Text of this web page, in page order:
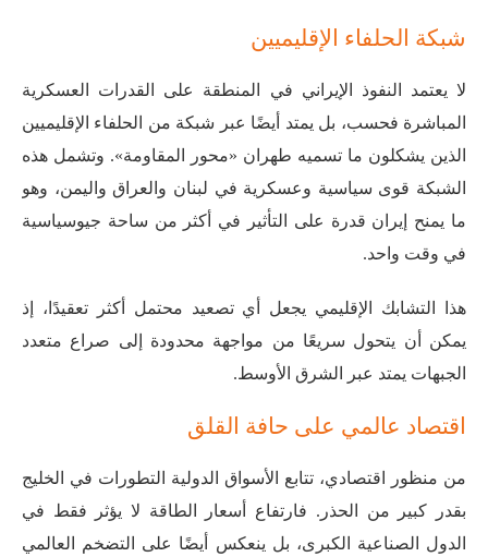
شبكة الحلفاء الإقليميين
لا يعتمد النفوذ الإيراني في المنطقة على القدرات العسكرية
المباشرة فحسب، بل يمتد أيضًا عبر شبكة من الحلفاء الإقليميين
الذين يشكلون ما تسميه طهران «محور المقاومة». وتشمل هذه
الشبكة قوى سياسية وعسكرية في لبنان والعراق واليمن، وهو
ما يمنح إيران قدرة على التأثير في أكثر من ساحة جيوسياسية
في وقت واحد.
هذا التشابك الإقليمي يجعل أي تصعيد محتمل أكثر تعقيدًا، إذ
يمكن أن يتحول سريعًا من مواجهة محدودة إلى صراع متعدد
الجبهات يمتد عبر الشرق الأوسط.
اقتصاد عالمي على حافة القلق
من منظور اقتصادي، تتابع الأسواق الدولية التطورات في الخليج
بقدر كبير من الحذر. فارتفاع أسعار الطاقة لا يؤثر فقط في
الدول الصناعية الكبرى، بل ينعكس أيضًا على التضخم العالمي